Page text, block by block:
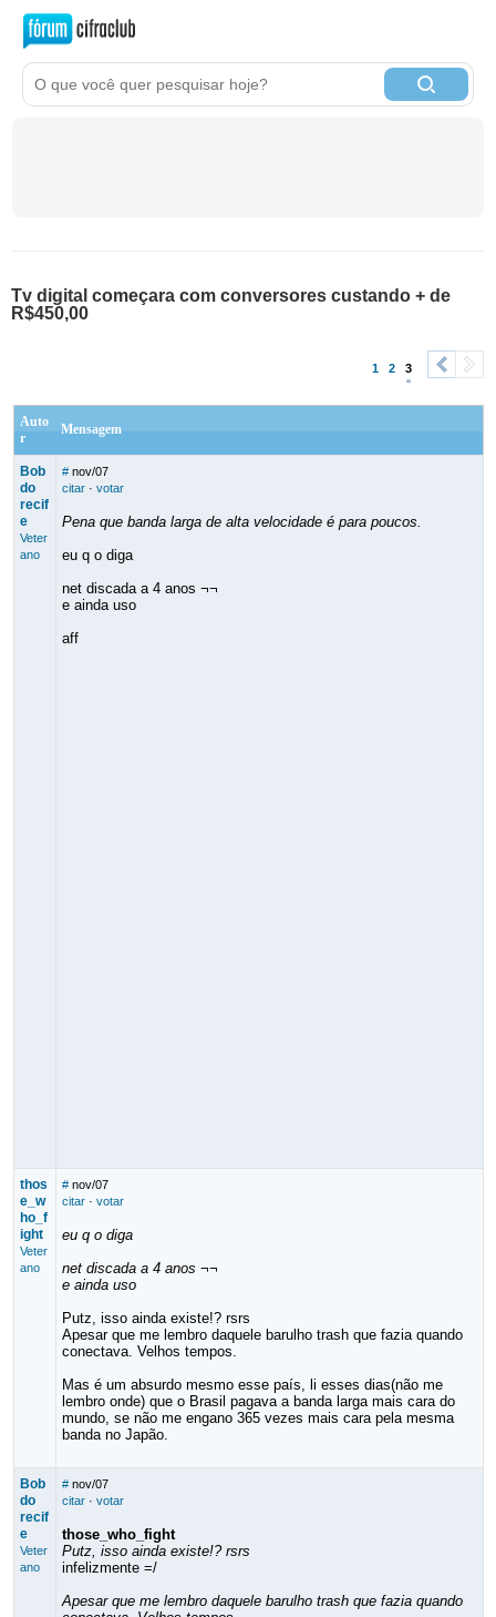
Tv digital começara com conversores custando + de
R$450,00
1 2 3
Auto
r
Mensagem
Bob
do
recif
e
Veter
ano
# nov/07
citar· votar
Pena que banda larga de alta velocidade é para poucos.
eu q o diga
net discada a 4 anos ¬¬
e ainda uso
aff
thos
e_w
ho_f
ight
Veter
ano
# nov/07
citar· votar
eu q o diga
net discada a 4 anos ¬¬
e ainda uso
Putz, isso ainda existe!? rsrs
Apesar que me lembro daquele barulho trash que fazia quando
conectava. Velhos tempos.
Mas é um absurdo mesmo esse país, li esses dias(não me
lembro onde) que o Brasil pagava a banda larga mais cara do
mundo, se não me engano 365 vezes mais cara pela mesma
banda no Japão.
Bob
do
recif
e
Veter
ano
# nov/07
citar· votar
those_who_fight
Putz, isso ainda existe!? rsrs
infelizmente =/
Apesar que me lembro daquele barulho trash que fazia quando